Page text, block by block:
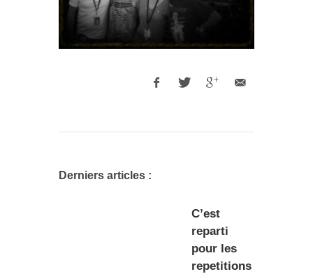
Derniers articles :
C’est
reparti
pour les
repetitions